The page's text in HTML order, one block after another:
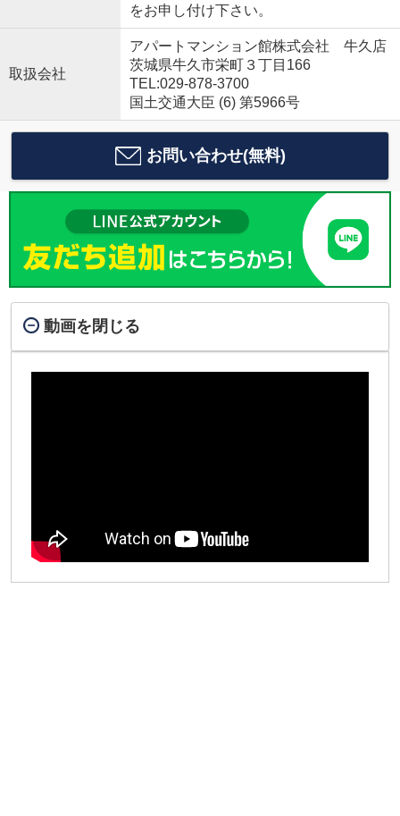
をお申し付け下さい。
取扱会社
アパートマンション館株式会社 牛久店
茨城県牛久市栄町３丁目166
TEL:029-878-3700
国土交通大臣 (6) 第5966号
お問い合わせ(無料)
動画を閉じる